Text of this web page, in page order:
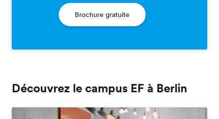
Brochure gratuite
Découvrez le campus EF à Berlin